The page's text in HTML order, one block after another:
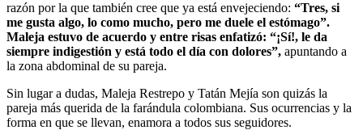
razón por la que también cree que ya está envejeciendo: “Tres, si
me gusta algo, lo como mucho, pero me duele el estómago”.
Maleja estuvo de acuerdo y entre risas enfatizó: “¡Sí!, le da
siempre indigestión y está todo el día con dolores”, apuntando a
la zona abdominal de su pareja.
Sin lugar a dudas, Maleja Restrepo y Tatán Mejía son quizás la
pareja más querida de la farándula colombiana. Sus ocurrencias y la
forma en que se llevan, enamora a todos sus seguidores.